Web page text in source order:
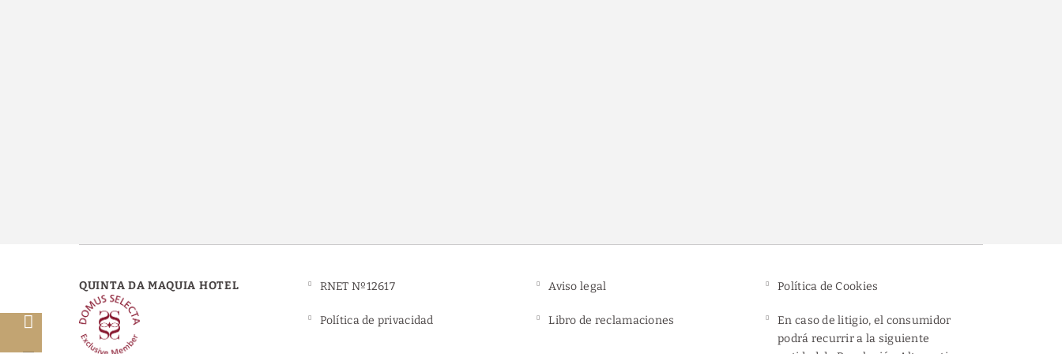
QUINTA DA MAQUIA HOTEL RNET Nº12617 Aviso legal Política de Cookies
Política de privacidad Libro de reclamaciones
En caso de litigio, el consumidor
podrá recurrir a la siguiente